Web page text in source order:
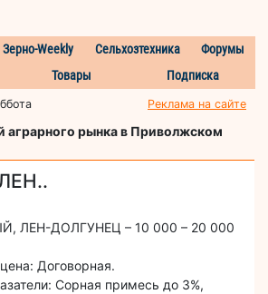
Зерно-Weekly Сельхозтехника
Форумы
Товары Подписка
Реклама на сайте
аграрного рынка в Приволжском
ЛЕН-ДОЛГУНЕЦ – 10 000 – 20 000
Договорная.
Сорная примесь до 3%,